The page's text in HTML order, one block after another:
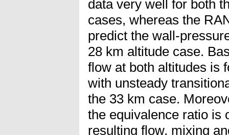
data very well for both
cases, whereas the
predict the wall-
28 km altitude case.
flow at both altitudes is
with unsteady
the 33 km case.
the equivalence ratio is
resulting flow, mixing